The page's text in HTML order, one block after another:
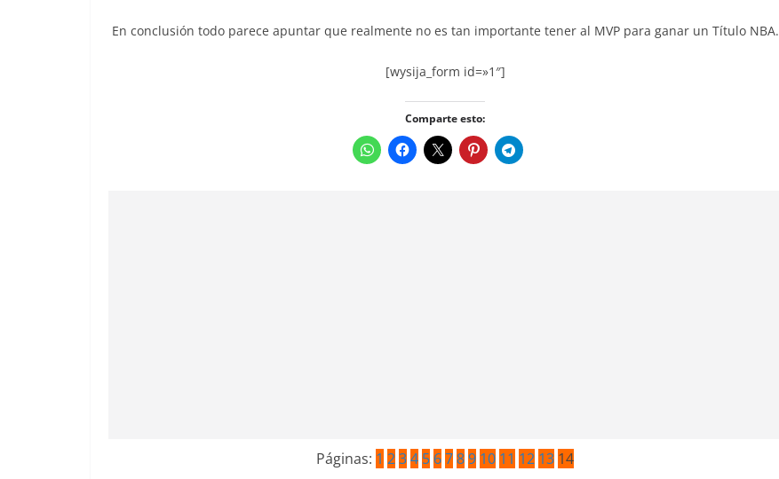
En conclusión todo parece apuntar que realmente no es tan importante tener al MVP para ganar un Título NBA.
[wysija_form id=»1″]
Comparte esto:
Páginas: 1 234 5 6789 10 11 12 13 14